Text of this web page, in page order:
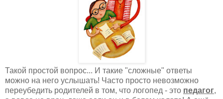
Такой простой вопрос... И такие "сложные" ответы
можно на него услышать! Часто просто невозможно
переубедить родителей в том, что логопед - это педагог,